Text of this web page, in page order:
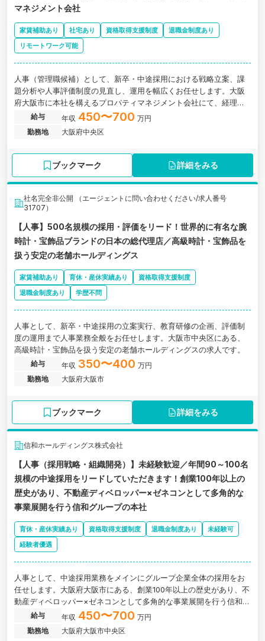
マネジメント会社
家賃補助あり 社宅あり 資格取得支援制度
退職金制度あり
リモートワーク可能
人事（管理職候補）として、新卒・中途採用における戦略立案、課
題分析や人事評価制度の見直し、運用を幅広くお任せします。大阪
府大阪市に本社を構えるプロパティマネジメント会社にて、経理ス
タッフとしてご活躍いただきます。関西を中心に全国で事業を展開
しており、物件の収益率向上と市場価値の最大化を支援するプロパ
ティマネジメント事業を行っています。 同社は2024年度売上高42
上・入居率97％以上と安定した事業基盤を築いています。
給与 年収 450〜700 万円
勤務地
大阪府中央区
ブックマーク 詳細をみる
社名完全非公開 （エージェントに問い合わせください/求人番号
31707）
【人事】500名規模の採用・評価をリード！世界的に有名な腕
時計・宝飾品ブランドの日本の総代理店／高級時計・宝飾品を
扱う安定の老舗ホールディングス
家賃補助あり 育休・産休実績あり
資格取得支援制度
退職金制度あり
学歴不問
人事として、新卒・中途採用の立案実行、教育研修の企画、評価制
度の運用まで人事業務全般をお任せします。大阪市中央区にある、
高級時計・宝飾品を扱う安定の老舗ホールディングスの求人です。
給与 年収 350〜400 万円
勤務地
大阪府大阪市
ブックマーク 詳細をみる
信和ホールディングス株式会社
【人事（採用戦略・組織開発）】未経験歓迎／年間90～100名
規模の中途採用をリードしていただきます！創業100年以上の
歴史があり、不動産ディベロッパー×ゼネコンとして多角的な
事業展開を行う信和グループの本社
育休・産休実績あり 資格取得支援制度 退職金制度あり
未経験可
経験者優遇
人事として、中途採用業務をメインにグループ企業全体の採用をお
任せします。大阪府大阪市にある、創業100年以上の歴史があり、不
動産ディベロッパー×ゼネコンとして多角的な事業展開を行う信和グ
ループの本社求人です。
給与 年収 450〜700 万円
勤務地
大阪府大阪市中央区